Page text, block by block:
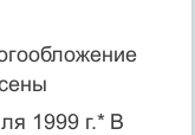
1999 г.* В